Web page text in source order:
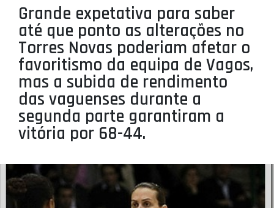
AGENTES
AGENDA
SELEÇÕES
MINIBASQUETE
ÁREA TÉCNICA
PROJETOS
LIGA BETCLIC MASCULINA
LIGA BETCLIC FEMININA
Grande expetativa para saber
até que ponto as alterações no
Torres Novas poderiam afetar o
favoritismo da equipa de Vagos,
mas a subida de rendimento
das vaguenses durante a
segunda parte garantiram a
vitória por 68-44.